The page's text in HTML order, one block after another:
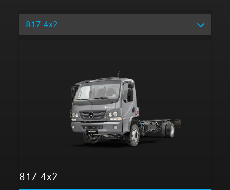
817 4x2
817 4x2